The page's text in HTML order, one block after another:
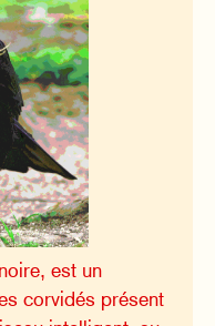
est un
corvidés présent